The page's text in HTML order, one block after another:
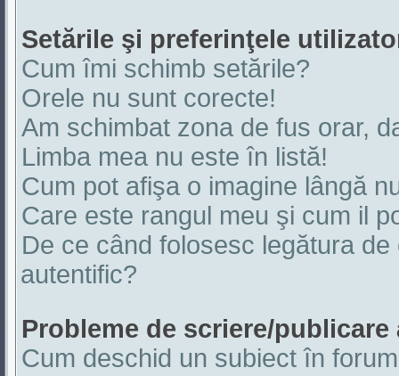
Setările şi preferinţele
Cum îmi schimb setările?
Orele nu sunt corecte!
Am schimbat zona de fus orar,
Limba mea nu este în listă!
Cum pot afişa o imagine lângă
Care este rangul meu şi cum il
De ce când folosesc legătura
autentific?
Probleme de scriere/publicare
Cum deschid un subiect în